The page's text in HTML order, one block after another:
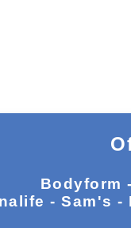
Bodyform
- Sam's